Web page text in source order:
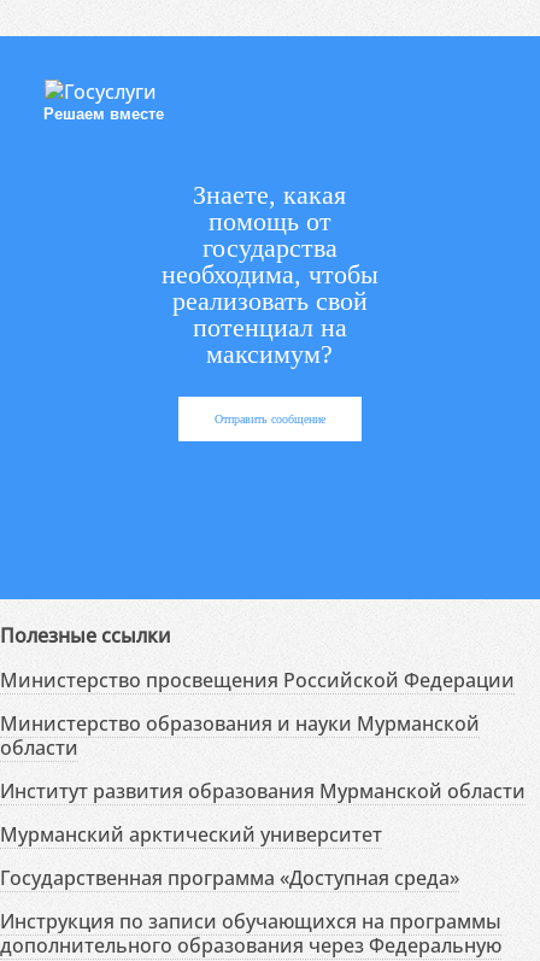
Решаем вместе
Знаете, какая
помощь от
государства
необходима, чтобы
реализовать свой
потенциал на
максимум?
Отправить сообщение
Полезные ссылки
Министерство просвещения Российской Федерации
Министерство образования и науки Мурманской
области
Институт развития образования Мурманской области
Мурманский арктический университет
Государственная программа «Доступная среда»
Инструкция по записи обучающихся на программы
дополнительного образования через Федеральную